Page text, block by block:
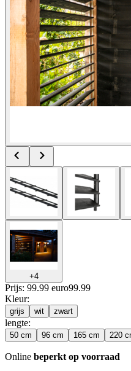
+4
Prijs: 99.99 euro99.99
Kleur:
grijs wit zwart
lengte:
50 cm 96 cm 165 cm 220
Online beperkt op voorraad